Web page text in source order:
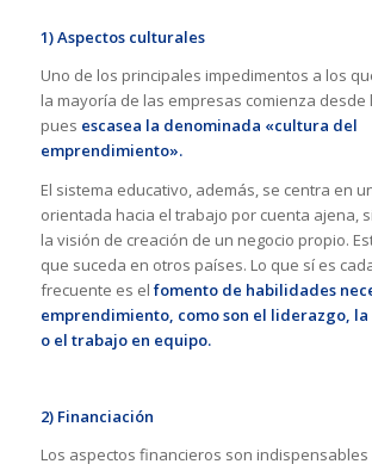
1) Aspectos culturales
Uno de los principales impedimentos a los
la mayoría de las empresas comienza desde
pues escasea la denominada «cultura del
emprendimiento».
El sistema educativo, además, se centra en
orientada hacia el trabajo por cuenta ajena,
la visión de creación de un negocio propio.
que suceda en otros países. Lo que sí es
frecuente es el fomento de habilidades
emprendimiento, como son el liderazgo,
o el trabajo en equipo.
2) Financiación
Los aspectos financieros son indispensables